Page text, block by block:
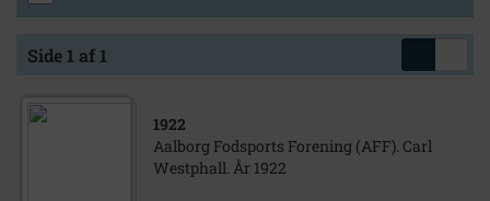
Side 1 af 1
1922
Aalborg Fodsports Forening (AFF). Carl
Westphall. År 1922